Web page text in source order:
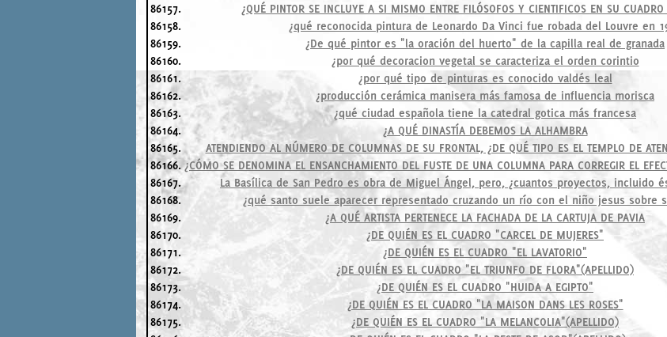
86157.
¿QUÉ PINTOR SE INCLUYE A SI MISMO ENTRE FILÓSOFOS Y CIENTIFICOS EN SU
86158.
¿qué reconocida pintura de Leonardo Da Vinci fue robada del Louvre en
86159.
¿De qué pintor es "la oración del huerto" de la capilla real de granada
86160.
¿por qué decoracion vegetal se caracteriza el orden corintio
86161.
¿por qué tipo de pinturas es conocido valdés leal
86162.
¿producción cerámica manisera más famosa de influencia morisca
86163.
¿qué ciudad española tiene la catedral gotica más francesa
86164.
¿A QUÉ DINASTÍA DEBEMOS LA ALHAMBRA
86165.
ATENDIENDO AL NÚMERO DE COLUMNAS DE SU FRONTAL, ¿DE QUÉ TIPO ES EL TEMPLO DE
86166. ¿CÓMO SE DENOMINA EL ENSANCHAMIENTO DEL FUSTE DE UNA COLUMNA PARA CORREGIR EL
86167.
La Basílica de San Pedro es obra de Miguel Ángel, pero, ¿cuantos proyectos, incluido
86168.
¿qué santo suele aparecer representado cruzando un río con el niño jesus sobre
86169.
¿A QUÉ ARTISTA PERTENECE LA FACHADA DE LA CARTUJA DE PAVIA
86170.
¿DE QUIÉN ES EL CUADRO "CARCEL DE MUJERES"
86171.
¿DE QUIÉN ES EL CUADRO "EL LAVATORIO"
86172.
¿DE QUIÉN ES EL CUADRO "EL TRIUNFO DE FLORA"(APELLIDO)
86173.
¿DE QUIÉN ES EL CUADRO "HUIDA A EGIPTO"
86174.
¿DE QUIÉN ES EL CUADRO "LA MAISON DANS LES ROSES"
86175.
¿DE QUIÉN ES EL CUADRO "LA MELANCOLIA"(APELLIDO)